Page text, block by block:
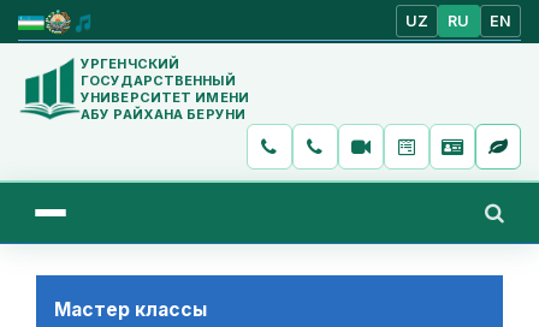
UZ RU EN
УРГЕНЧСКИЙ
ГОСУДАРСТВЕННЫЙ
УНИВЕРСИТЕТ ИМЕНИ
АБУ РАЙХАНА БЕРУНИ
Мастер классы